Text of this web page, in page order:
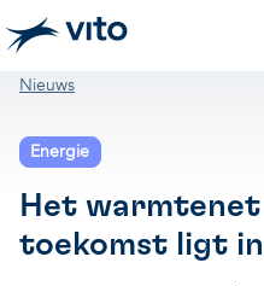
Skip to main content
Breadcrumb
Nieuws
Energie
Het warmtenet
toekomst ligt